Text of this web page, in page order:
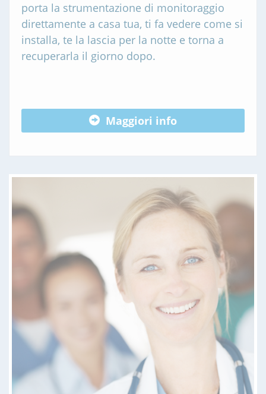
porta la strumentazione di monitoraggio
direttamente a casa tua, ti fa vedere come si
installa, te la lascia per la notte e torna a
recuperarla il giorno dopo.
Maggiori info